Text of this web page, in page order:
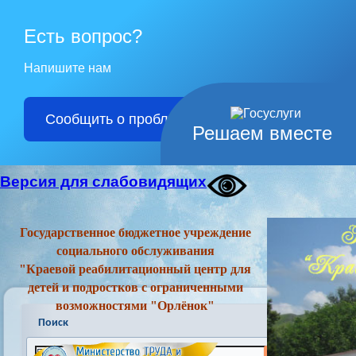
Решаем вместе
Есть вопрос?
Напишите нам
Сообщить о проблеме
Версия для слабовидящих
Государственное бюджетное учреждение
социального обслуживания
"Краевой реабилитационный центр для
детей и подростков с ограниченными
возможностями "Орлёнок"
Поиск